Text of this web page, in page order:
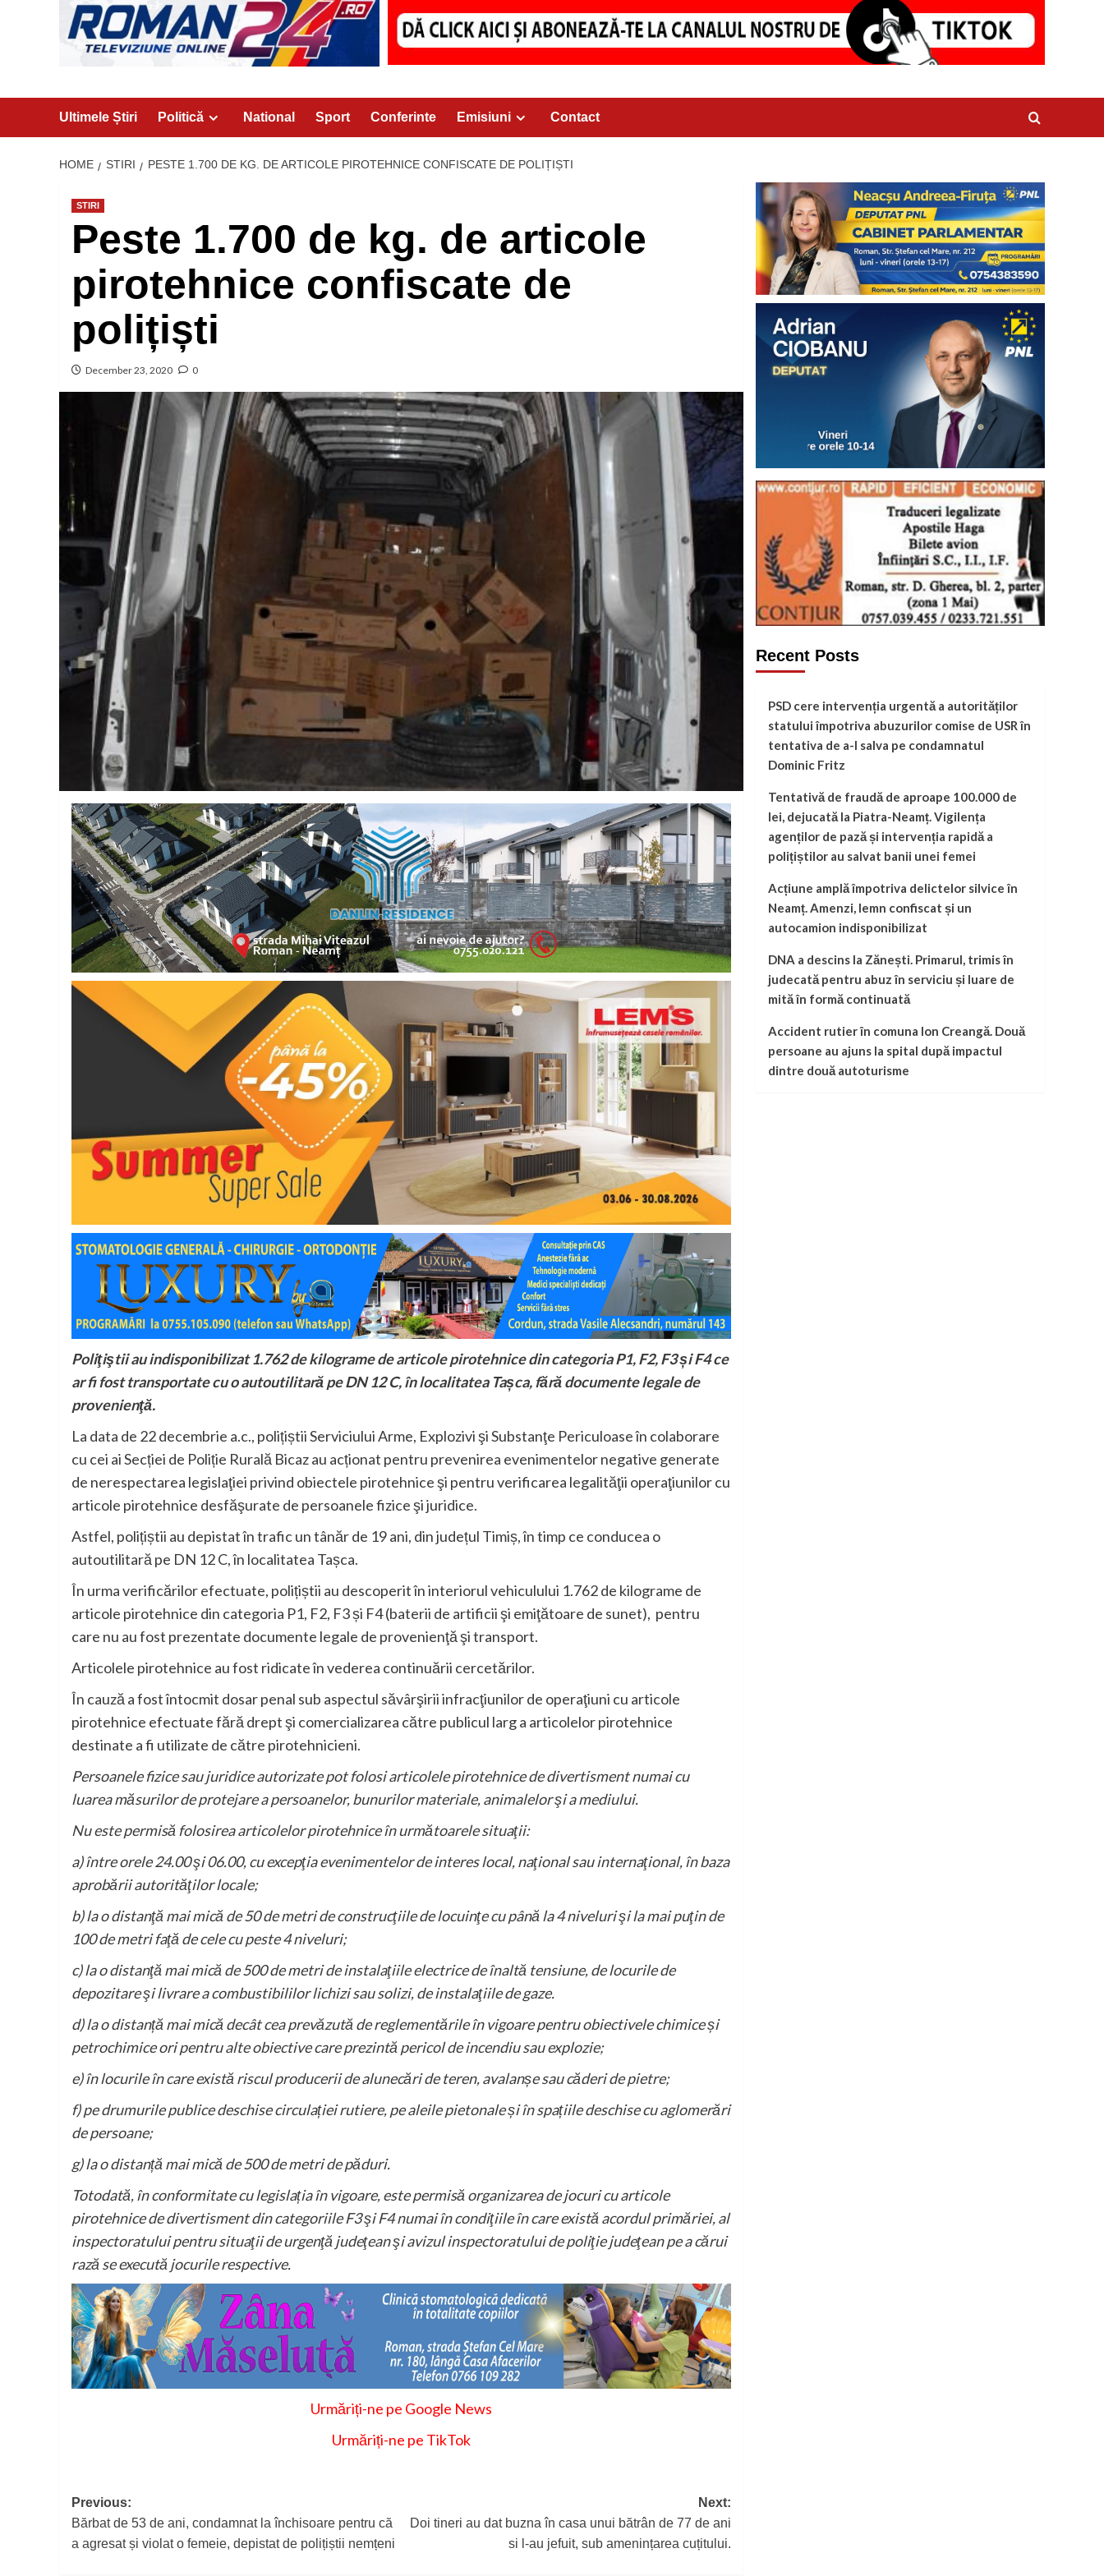
Ultimele Știri Politică National Sport Conferinte Emisiuni Contact
HOME STIRI PESTE 1.700 DE KG. DE ARTICOLE PIROTEHNICE CONFISCATE DE POLIȚIȘTI
STIRI
Peste 1.700 de kg. de articole
pirotehnice confiscate de
polițiști
December 23, 2020 0
Poliţiştii au indisponibilizat 1.762 de kilograme de articole pirotehnice din categoria P1, F2, F3 și F4 ce
ar fi fost transportate cu o autoutilitară pe DN 12 C, în localitatea Tașca, fără documente legale de
provenienţă.
La data de 22 decembrie a.c., polițiștii Serviciului Arme, Explozivi şi Substanţe Periculoase în colaborare
cu cei ai Secției de Poliție Rurală Bicaz au acționat pentru prevenirea evenimentelor negative generate
de nerespectarea legislaţiei privind obiectele pirotehnice şi pentru verificarea legalităţii operaţiunilor cu
articole pirotehnice desfăşurate de persoanele fizice şi juridice.
Astfel, polițiștii au depistat în trafic un tânăr de 19 ani, din județul Timiș, în timp ce conducea o
autoutilitară pe DN 12 C, în localitatea Tașca.
În urma verificărilor efectuate, polițiștii au descoperit în interiorul vehiculului 1.762 de kilograme de
articole pirotehnice din categoria P1, F2, F3 și F4 (baterii de artificii şi emiţătoare de sunet), pentru
care nu au fost prezentate documente legale de provenienţă şi transport.
Articolele pirotehnice au fost ridicate în vederea continuării cercetărilor.
În cauză a fost întocmit dosar penal sub aspectul săvârşirii infracţiunilor de operaţiuni cu articole
pirotehnice efectuate fără drept şi comercializarea către publicul larg a articolelor pirotehnice
destinate a fi utilizate de către pirotehnicieni.
Persoanele fizice sau juridice autorizate pot folosi articolele pirotehnice de divertisment numai cu
luarea măsurilor de protejare a persoanelor, bunurilor materiale, animalelor şi a mediului.
Nu este permisă folosirea articolelor pirotehnice în următoarele situaţii:
a) între orele 24.00 şi 06.00, cu excepţia evenimentelor de interes local, naţional sau internaţional, în baza
aprobării autorităţilor locale;
b) la o distanţă mai mică de 50 de metri de construcţiile de locuinţe cu până la 4 niveluri şi la mai puţin de
100 de metri faţă de cele cu peste 4 niveluri;
c) la o distanţă mai mică de 500 de metri de instalaţiile electrice de înaltă tensiune, de locurile de
depozitare şi livrare a combustibililor lichizi sau solizi, de instalaţiile de gaze.
d) la o distanță mai mică decât cea prevăzută de reglementările în vigoare pentru obiectivele chimice și
petrochimice ori pentru alte obiective care prezintă pericol de incendiu sau explozie;
e) în locurile în care există riscul producerii de alunecări de teren, avalanșe sau căderi de pietre;
f) pe drumurile publice deschise circulației rutiere, pe aleile pietonale și în spațiile deschise cu aglomerări
de persoane;
g) la o distanță mai mică de 500 de metri de păduri.
Totodată, în conformitate cu legislația în vigoare, este permisă organizarea de jocuri cu articole
pirotehnice de divertisment din categoriile F3 şi F4 numai în condiţiile în care există acordul primăriei, al
inspectoratului pentru situaţii de urgenţă judeţean şi avizul inspectoratului de poliţie judeţean pe a cărui
rază se execută jocurile respective.
Urmăriți-ne pe Google News
Urmăriți-ne pe TikTok
Post
navigation
Previous:
Bărbat de 53 de ani, condamnat la închisoare pentru că
a agresat și violat o femeie, depistat de polițiștii nemțeni
Next:
Doi tineri au dat buzna în casa unui bătrân de 77 de ani
si l-au jefuit, sub amenințarea cuțitului.
Recent Posts
PSD cere intervenția urgentă a autorităților
statului împotriva abuzurilor comise de USR în
tentativa de a-l salva pe condamnatul
Dominic Fritz
Tentativă de fraudă de aproape 100.000 de
lei, dejucată la Piatra-Neamț. Vigilența
agenților de pază și intervenția rapidă a
polițiștilor au salvat banii unei femei
Acțiune amplă împotriva delictelor silvice în
Neamț. Amenzi, lemn confiscat și un
autocamion indisponibilizat
DNA a descins la Zănești. Primarul, trimis în
judecată pentru abuz în serviciu și luare de
mită în formă continuată
Accident rutier în comuna Ion Creangă. Două
persoane au ajuns la spital după impactul
dintre două autoturisme